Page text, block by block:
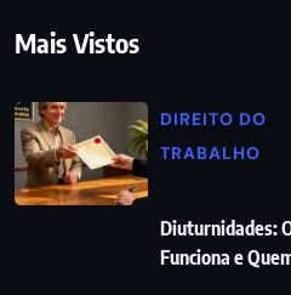
Mais Vistos
DIREITO DO
TRABALHO
Diuturnidades:
Funciona e